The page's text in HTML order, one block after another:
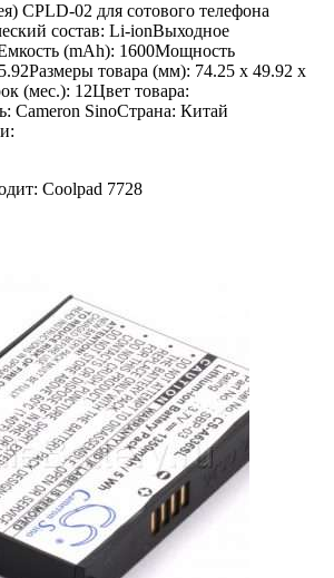
CPLD-02 для сотового телефона
состав: Li-ionВыходное
(mAh): 1600Мощность
товара (мм): 74.25 x 49.92 x
(мес.): 12Цвет товара:
Cameron SinoСтрана: Китай
Coolpad 7728